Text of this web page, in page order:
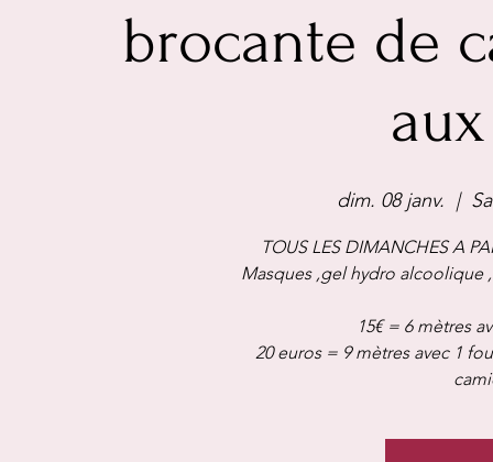
brocante de
dim. 08 janv.
  |
TOUS LES DIMANCHES A
Masques ,gel hydro alcoolique
15€ = 6 mètres
20 euros = 9 mètres avec 1